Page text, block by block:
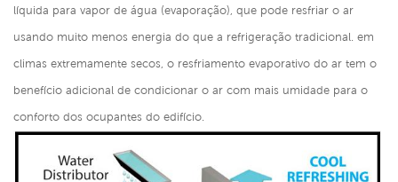
líquida para vapor de água (evaporação), que pode resfriar o ar
usando muito menos energia do que a refrigeração tradicional. em
climas extremamente secos, o resfriamento evaporativo do ar tem o
benefício adicional de condicionar o ar com mais umidade para o
conforto dos ocupantes do edifício.